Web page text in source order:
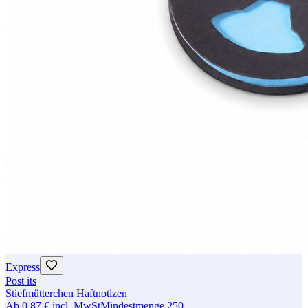
Express
Post its
Stiefmütterchen Haftnotizen